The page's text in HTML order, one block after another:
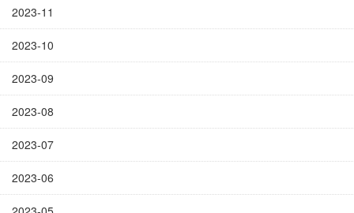
2023-11
2023-10
2023-09
2023-08
2023-07
2023-06